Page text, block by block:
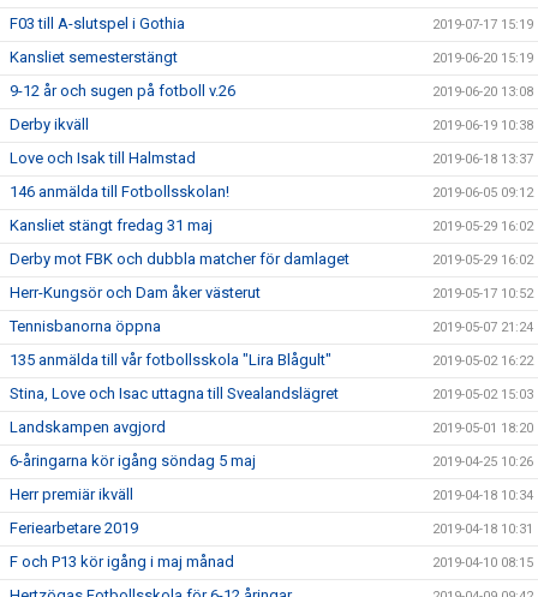
F03 till A-slutspel i Gothia 2019-07-17 15:19
Kansliet semesterstängt 2019-06-20 15:19
9-12 år och sugen på fotboll v.26 2019-06-20 13:08
Derby ikväll 2019-06-19 10:38
Love och Isak till Halmstad 2019-06-18 13:37
146 anmälda till Fotbollsskolan! 2019-06-05 09:12
Kansliet stängt fredag 31 maj 2019-05-29 16:02
Derby mot FBK och dubbla matcher för damlaget 2019-05-29 16:02
Herr-Kungsör och Dam åker västerut 2019-05-17 10:52
Tennisbanorna öppna 2019-05-07 21:24
135 anmälda till vår fotbollsskola "Lira Blågult" 2019-05-02 16:22
Stina, Love och Isac uttagna till Svealandslägret 2019-05-02 15:03
Landskampen avgjord 2019-05-01 18:20
6-åringarna kör igång söndag 5 maj 2019-04-25 10:26
Herr premiär ikväll 2019-04-18 10:34
Feriearbetare 2019 2019-04-18 10:31
F och P13 kör igång i maj månad 2019-04-10 08:15